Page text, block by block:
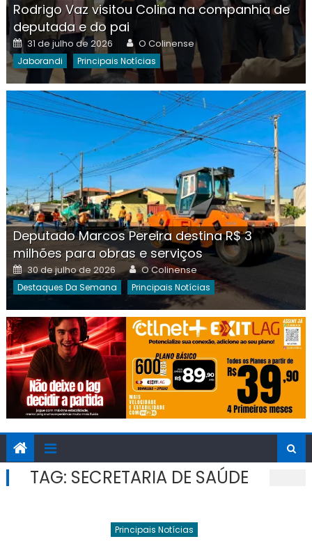
Rodrigo Vaz visitou Colina na companhia de
deputada e do pai
Posted
on
31 de julho de 2026 Author
O Colinense
Jaborandi Principais Notícias
Deputado Marcos Pereira destina R$ 3
milhões para obras e serviços
Posted
on
30 de julho de 2026 Author
O Colinense
Destaques Da Semana Principais Notícias
TAG: SECRETARIA DE SAÚDE
Principais Notícias